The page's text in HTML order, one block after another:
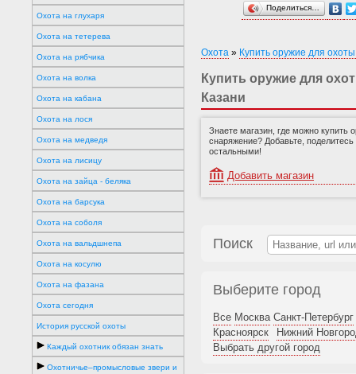
Охота на глухаря
Охота на тетерева
Охота на рябчика
Охота на волка
Охота на кабана
Охота на лося
Охота на медведя
Охота на лисицу
Охота на зайца - беляка
Охота на барсука
Охота на соболя
Охота на вальдшнепа
Охота на косулю
Охота на фазана
Охота сегодня
История русской охоты
Каждый охотник обязан знать
Охотничье–промысловые звери и
Поделиться…
Охота » Купить оружие для
Купить оружие для
Казани
Знаете магазин, где можно купить
снаряжение? Добавьте,
остальными!
Добавить магазин
Поиск
Выберите город
Все Москва Санкт-Петербург
Красноярск
Нижний
Выбрать другой город